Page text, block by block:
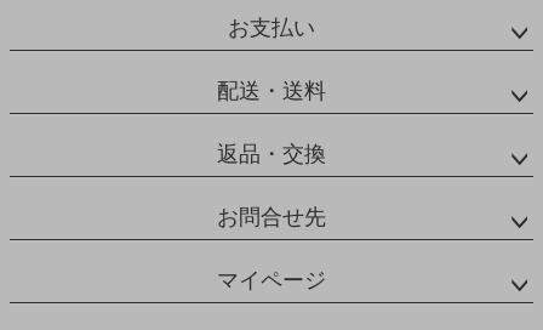
お支払い
配送・送料
返品・交換
お問合せ先
マイページ